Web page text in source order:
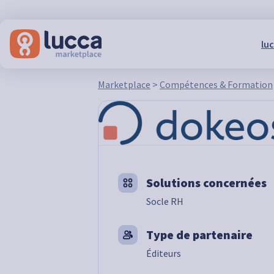
Marketplace > Compétences & Formation
Solutions concernées
Socle RH
Type de partenaire
Éditeurs